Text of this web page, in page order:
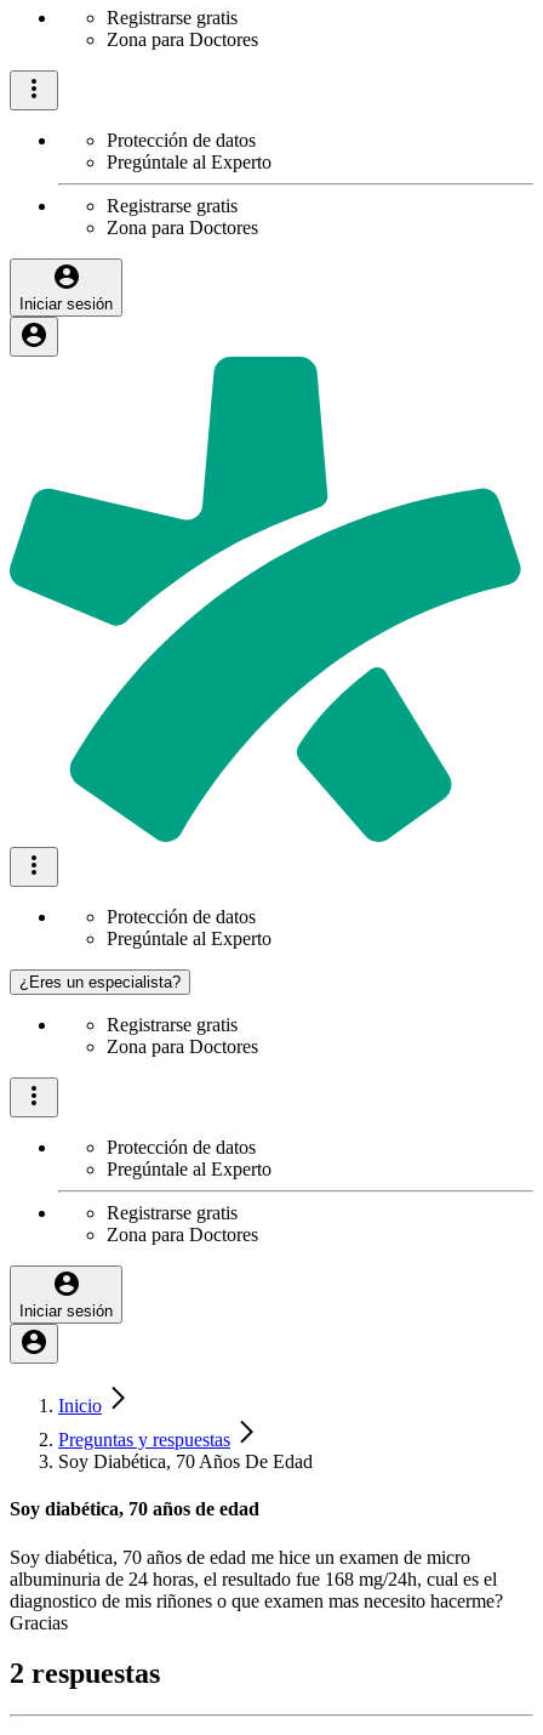
Registrarse gratis
Zona para Doctores
Protección de datos
Pregúntale al Experto
Registrarse gratis
Zona para Doctores
Iniciar sesión
Protección de datos
Pregúntale al Experto
¿Eres un especialista?
Registrarse gratis
Zona para Doctores
Protección de datos
Pregúntale al Experto
Registrarse gratis
Zona para Doctores
Iniciar sesión
Inicio
Preguntas y respuestas
Soy Diabética, 70 Años De Edad
Soy diabética, 70 años de edad
Soy diabética, 70 años de edad me hice un examen de micro
albuminuria de 24 horas, el resultado fue 168 mg/24h, cual es el
diagnostico de mis riñones o que examen mas necesito hacerme?
Gracias
2 respuestas